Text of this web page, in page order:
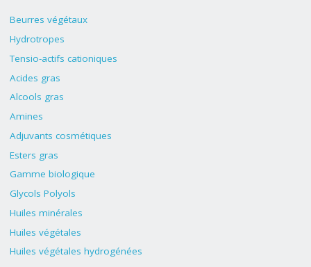
Beurres végétaux
Hydrotropes
Tensio-actifs cationiques
Acides gras
Alcools gras
Amines
Adjuvants cosmétiques
Esters gras
Gamme biologique
Glycols Polyols
Huiles minérales
Huiles végétales
Huiles végétales hydrogénées